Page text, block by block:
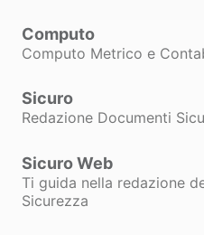
Computo
Computo Metrico e
Sicuro
Redazione Documenti
Sicuro Web
Ti guida nella redazione
Sicurezza